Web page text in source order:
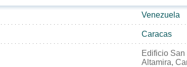
Venezuela
Caracas
Edificio San
Altamira,